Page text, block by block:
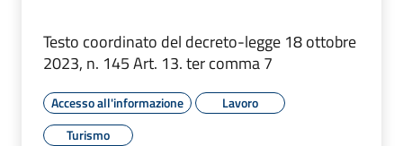
Testo coordinato del decreto-legge 18 ottobre
2023, n. 145 Art. 13. ter comma 7
Accesso all'informazione
Lavoro
Turismo